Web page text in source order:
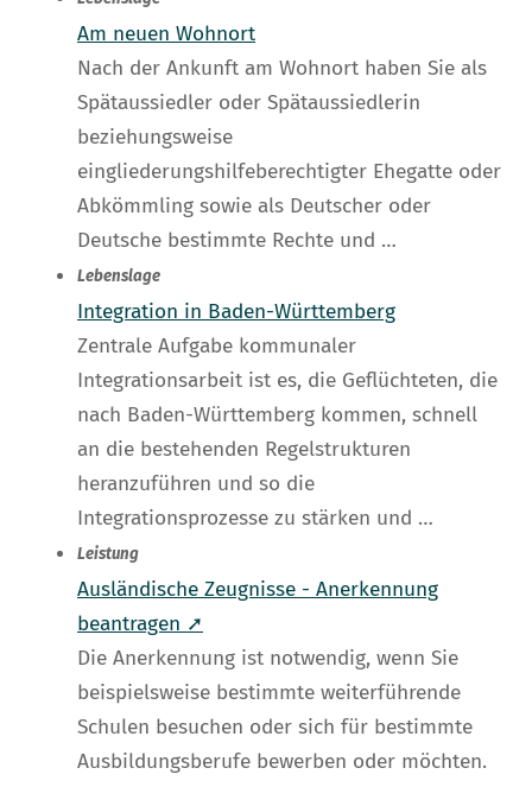
Am neuen Wohnort
Nach der Ankunft am Wohnort haben Sie als
Spätaussiedler oder Spätaussiedlerin
beziehungsweise
eingliederungshilfeberechtigter Ehegatte oder
Abkömmling sowie als Deutscher oder
Deutsche bestimmte Rechte und …
Lebenslage
Integration in Baden-Württemberg
Zentrale Aufgabe kommunaler
Integrationsarbeit ist es, die Geflüchteten, die
nach Baden-Württemberg kommen, schnell
an die bestehenden Regelstrukturen
heranzuführen und so die
Integrationsprozesse zu stärken und …
Leistung
Ausländische Zeugnisse - Anerkennung
beantragen ➚
Die Anerkennung ist notwendig, wenn Sie
beispielsweise bestimmte weiterführende
Schulen besuchen oder sich für bestimmte
Ausbildungsberufe bewerben oder möchten.